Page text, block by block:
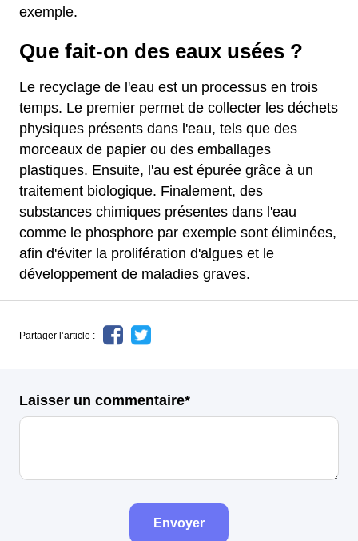
exemple.
Que fait-on des eaux usées ?
Le recyclage de l'eau est un processus en trois
temps. Le premier permet de collecter les déchets
physiques présents dans l'eau, tels que des
morceaux de papier ou des emballages
plastiques. Ensuite, l'au est épurée grâce à un
traitement biologique. Finalement, des
substances chimiques présentes dans l'eau
comme le phosphore par exemple sont éliminées,
afin d'éviter la prolifération d'algues et le
développement de maladies graves.
Partager l’article :
Laisser un commentaire*
Envoyer